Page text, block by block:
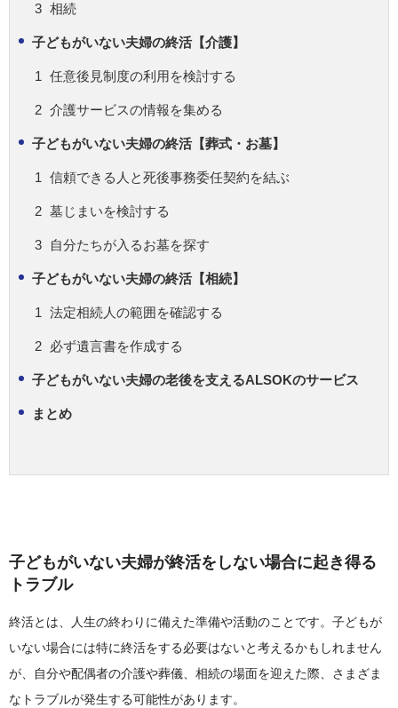
相続
子どもがいない夫婦の終活【介護】
任意後見制度の利用を検討する
介護サービスの情報を集める
子どもがいない夫婦の終活【葬式・お墓】
信頼できる人と死後事務委任契約を結ぶ
墓じまいを検討する
自分たちが入るお墓を探す
子どもがいない夫婦の終活【相続】
法定相続人の範囲を確認する
必ず遺言書を作成する
子どもがいない夫婦の老後を支えるALSOKのサービス
まとめ
子どもがいない夫婦が終活をしない場合に起き得る
トラブル
終活とは、人生の終わりに備えた準備や活動のことです。子どもが
いない場合には特に終活をする必要はないと考えるかもしれません
が、自分や配偶者の介護や葬儀、相続の場面を迎えた際、さまざま
なトラブルが発生する可能性があります。